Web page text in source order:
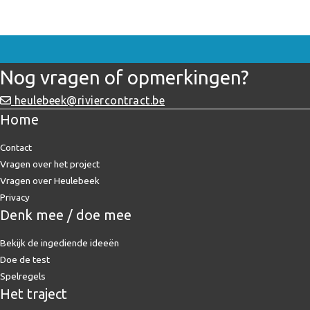
Nog vragen of opmerkingen?
heulebeek@riviercontract.be
Home
Contact
Vragen over het project
Vragen over Heulebeek
Privacy
Denk mee / doe mee
Bekijk de ingediende ideeën
Doe de test
Spelregels
Het traject